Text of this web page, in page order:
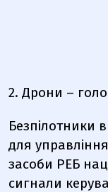
2. Дрони –
Безпілотники
для
засоби РЕБ
сигнали